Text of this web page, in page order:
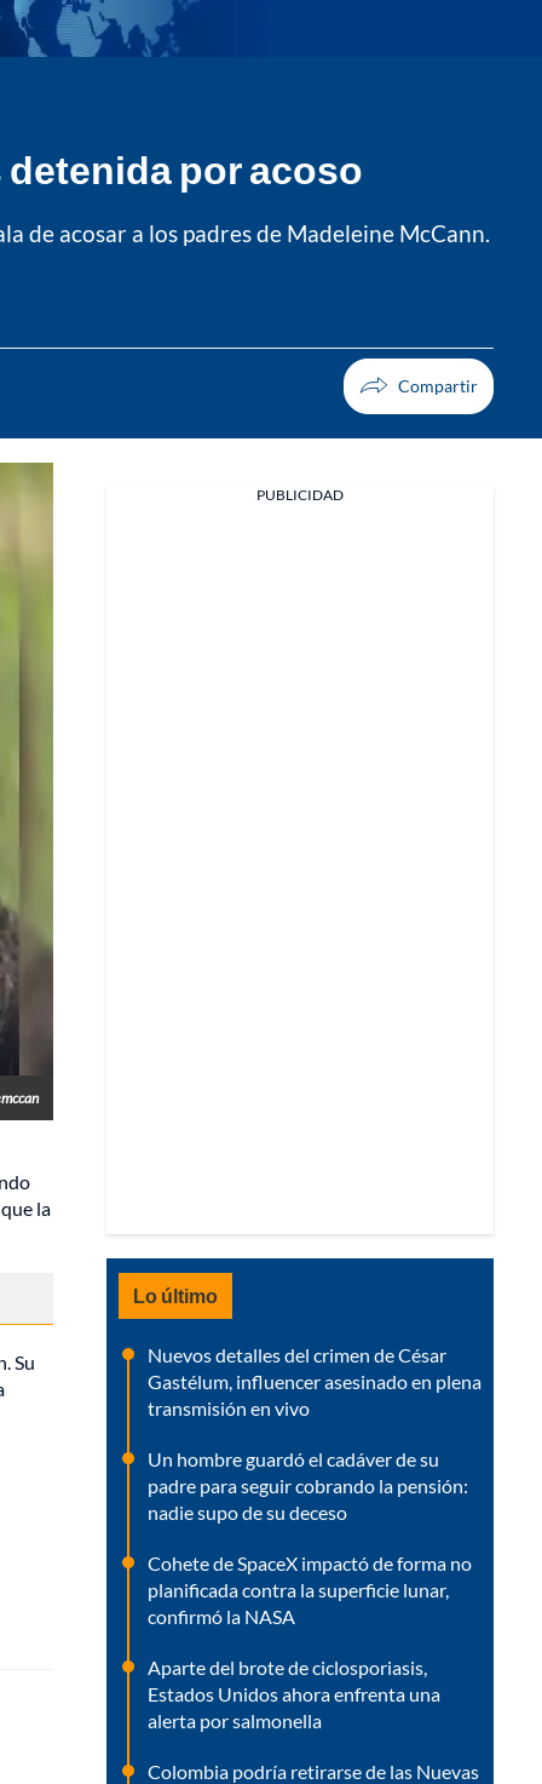
por acoso
de acosar a los padres de Madeleine McCann.
la
Su
PUBLICIDAD
Lo último
Nuevos detalles del crimen de César
Gastélum, influencer asesinado en plena
transmisión en vivo
Un hombre guardó el cadáver de su
padre para seguir cobrando la pensión:
nadie supo de su deceso
Cohete de SpaceX impactó de forma no
planificada contra la superficie lunar,
confirmó la NASA
Aparte del brote de ciclosporiasis,
Estados Unidos ahora enfrenta una
alerta por salmonella
Colombia podría retirarse de las Nuevas